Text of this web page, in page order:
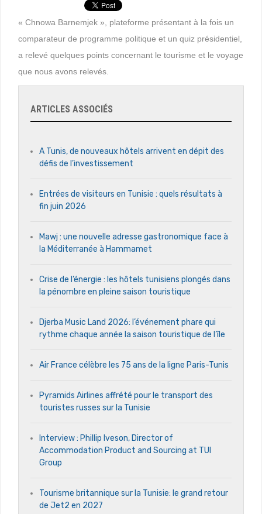
« Chnowa Barnemjek », plateforme présentant à la fois un
comparateur de programme politique et un quiz présidentiel,
a relevé quelques points concernant le tourisme et le voyage
que nous avons relevés.
ARTICLES ASSOCIÉS
A Tunis, de nouveaux hôtels arrivent en dépit des
défis de l’investissement
Entrées de visiteurs en Tunisie : quels résultats à
fin juin 2026
Mawj : une nouvelle adresse gastronomique face à
la Méditerranée à Hammamet
Crise de l’énergie : les hôtels tunisiens plongés dans
la pénombre en pleine saison touristique
Djerba Music Land 2026: l’événement phare qui
rythme chaque année la saison touristique de l’île
Air France célèbre les 75 ans de la ligne Paris-Tunis
Pyramids Airlines affrété pour le transport des
touristes russes sur la Tunisie
Interview : Phillip Iveson, Director of
Accommodation Product and Sourcing at TUI
Group
Tourisme britannique sur la Tunisie: le grand retour
de Jet2 en 2027